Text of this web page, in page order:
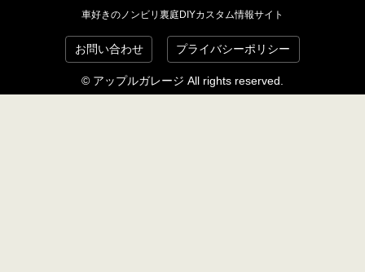
車好きのノンビリ裏庭DIYカスタム情報サイト
お問い合わせ プライバシーポリシー
© アップルガレージ All rights reserved.